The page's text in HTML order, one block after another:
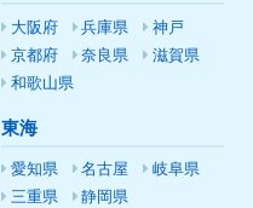
大阪府 兵庫県
神戸
京都府
奈良県
滋賀県
和歌山県
東海
愛知県 名古屋
岐阜県
三重県
静岡県